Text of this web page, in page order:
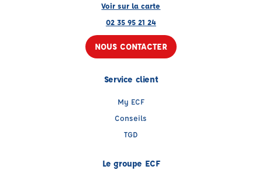
Voir sur la carte
02 35 95 21 24
NOUS CONTACTER
Service client
My ECF
Conseils
TGD
Le groupe ECF